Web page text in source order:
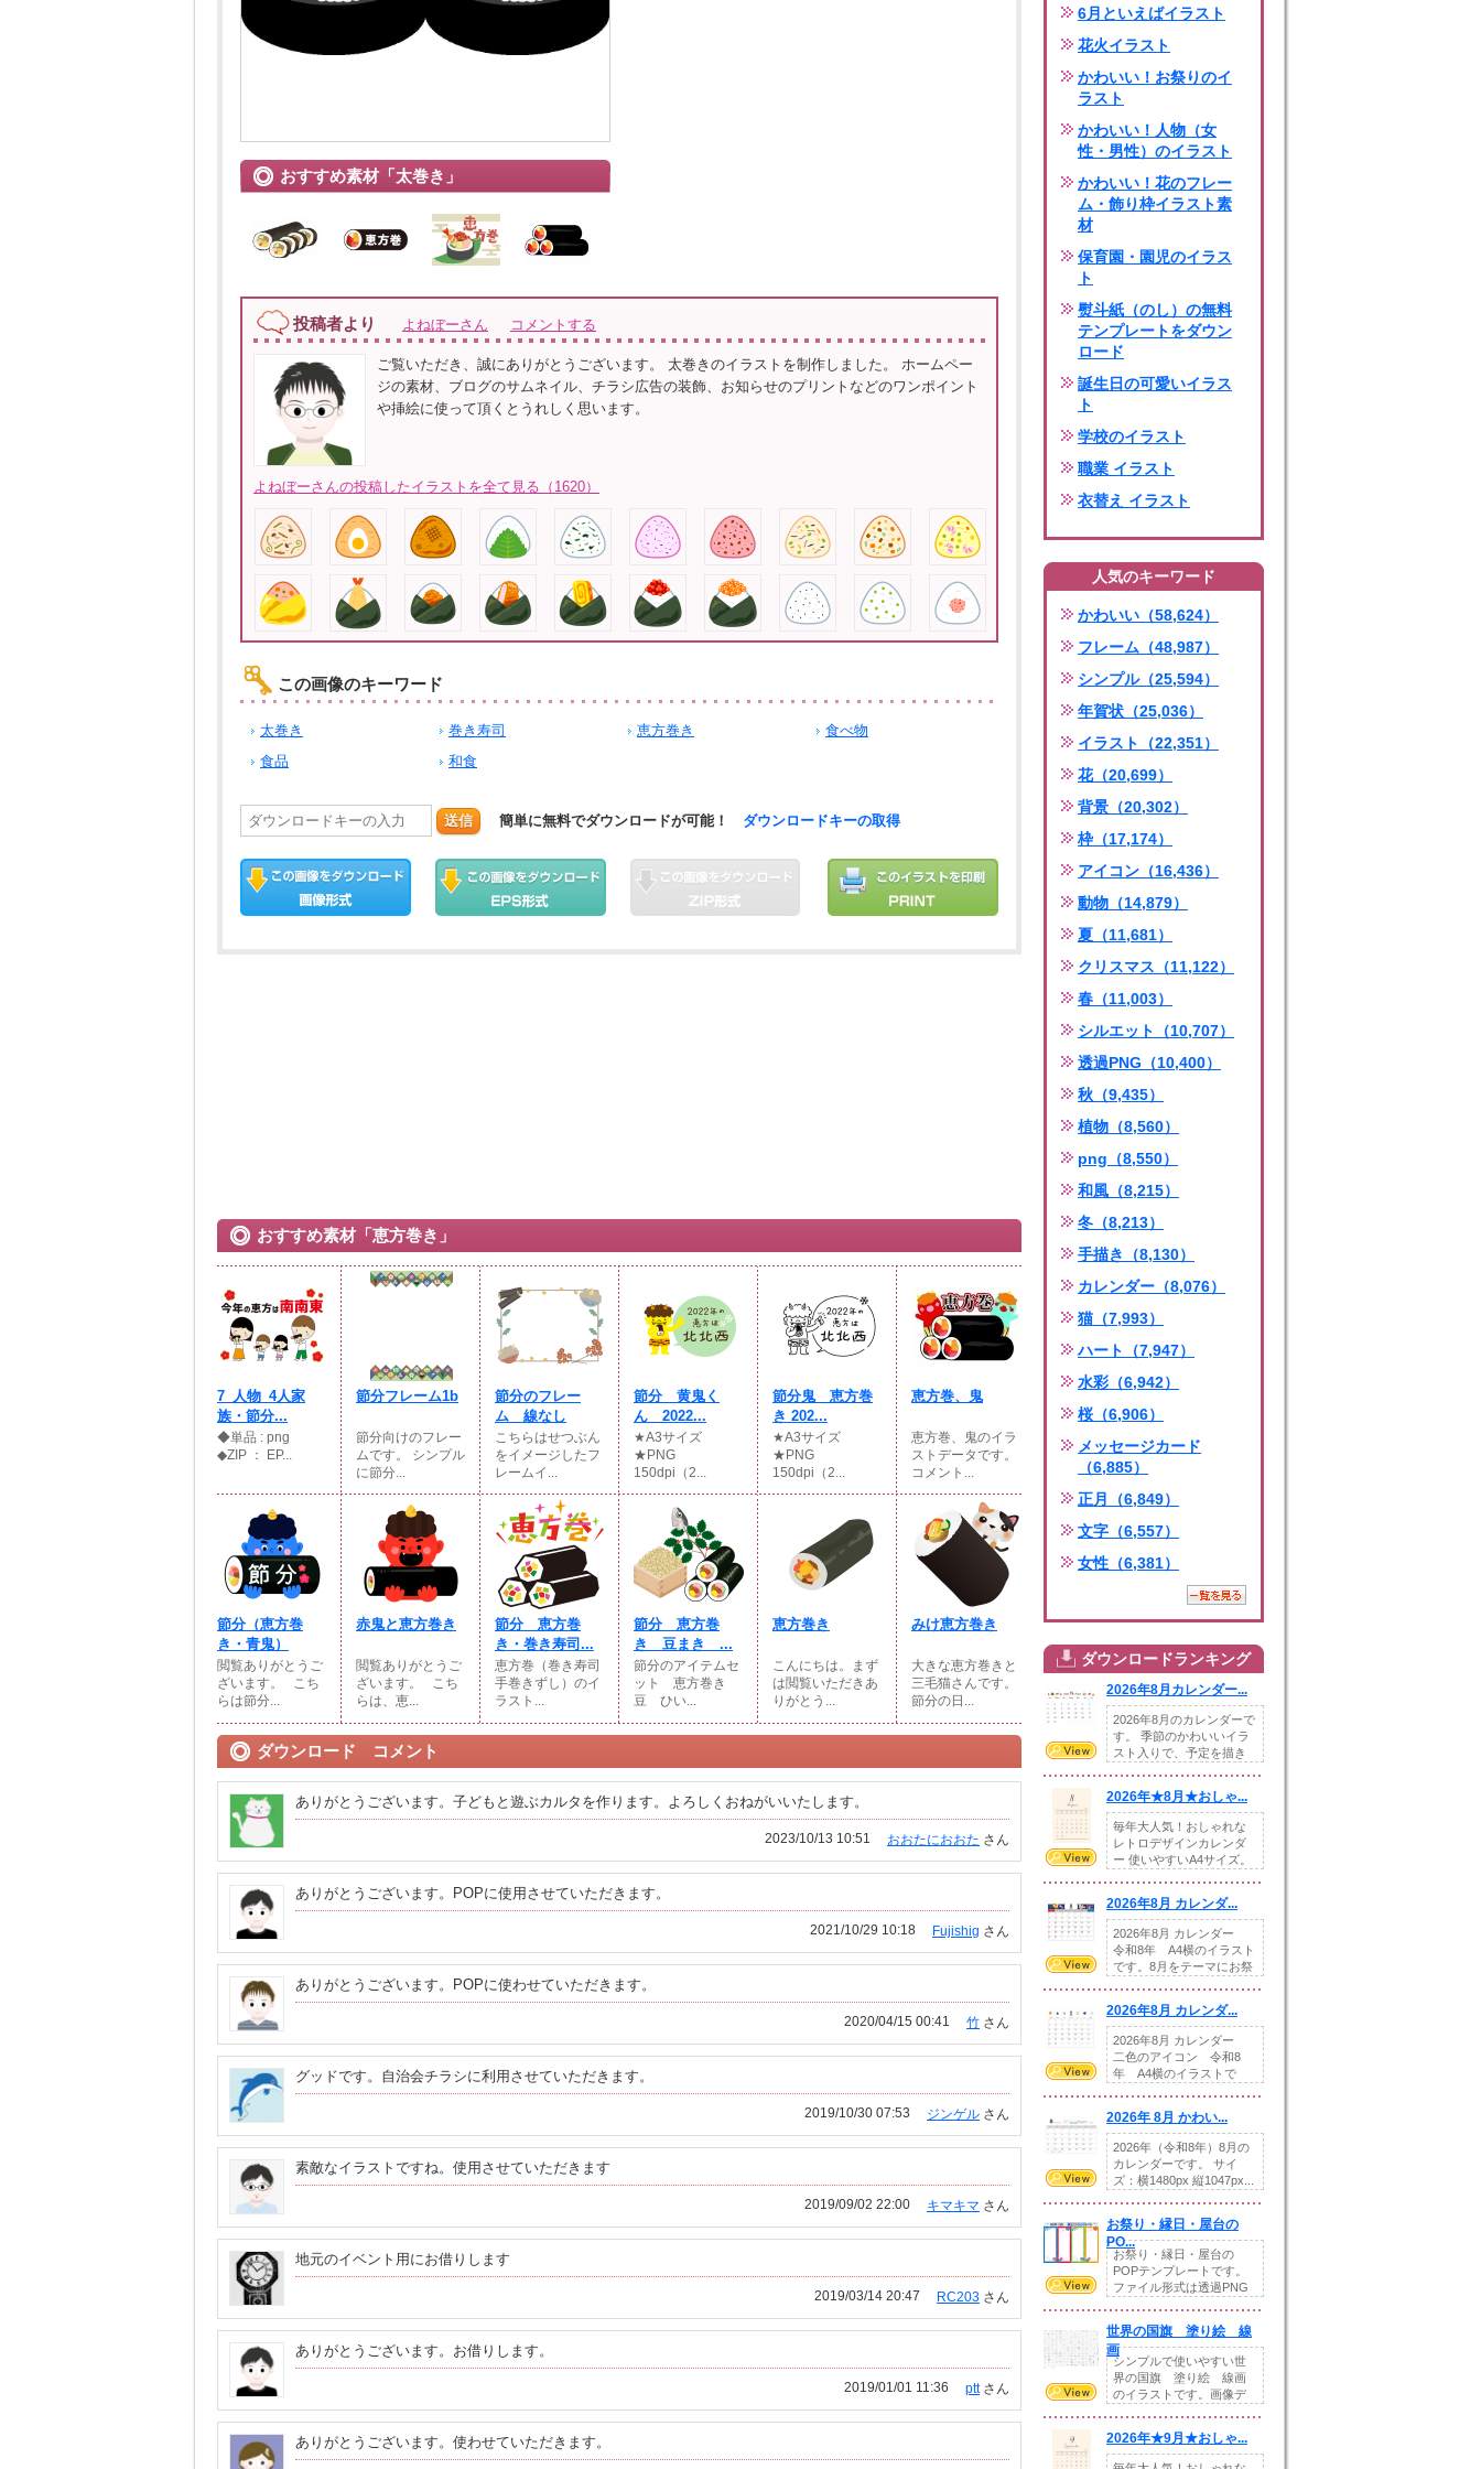
おすすめ素材「太巻き」
投稿者より よねぼーさん コメントする
ご覧いただき、誠にありがとうございます。 太巻きのイラストを制作しました。 ホームペー
ジの素材、ブログのサムネイル、チラシ広告の装飾、お知らせのプリントなどのワンポイント
や挿絵に使って頂くとうれしく思います。
よねぼーさんの投稿したイラストを全て見る（1620）
この画像のキーワード
太巻き 巻き寿司 恵方巻き
食べ物
食品
和食
送信 簡単に無料でダウンロードが可能！ ダウンロードキーの取得
おすすめ素材「恵方巻き」
7_人物_4人家
族・節分...
◆単品 : png
◆ZIP ： EP...
節分フレーム1b
節分向けのフレー
ムです。 シンプル
に節分...
節分のフレー
ム 線なし
こちらはせつぶん
をイメージしたフ
レームイ...
節分 黄鬼く
ん 2022...
★A3サイズ
★PNG
150dpi（2...
節分鬼 恵方巻
き 202...
★A3サイズ
★PNG
150dpi（2...
恵方巻、鬼
恵方巻、鬼のイラ
ストデータです。
コメント...
節分（恵方巻
き・青鬼）
閲覧ありがとうご
ざいます。⠀こち
らは節分...
赤鬼と恵方巻き
閲覧ありがとうご
ざいます。⠀こち
らは、恵...
節分 恵方巻
き・巻き寿司...
恵方巻（巻き寿司
手巻きずし）のイ
ラスト...
節分 恵方巻
き 豆まき ...
節分のアイテムセ
ット 恵方巻き
豆 ひい...
恵方巻き
こんにちは。まず
は閲覧いただきあ
りがとう...
みけ恵方巻き
大きな恵方巻きと
三毛猫さんです。
節分の日...
ダウンロード コメント
ありがとうございます。子どもと遊ぶカルタを作ります。よろしくおねがいいたします。
おおたにおおた さん
2023/10/13 10:51
ありがとうございます。POPに使用させていただきます。
Fujishig さん
2021/10/29 10:18
ありがとうございます。POPに使わせていただきます。
竹 さん
2020/04/15 00:41
グッドです。自治会チラシに利用させていただきます。
ジンゲル さん
2019/10/30 07:53
素敵なイラストですね。使用させていただきます
キマキマ さん
2019/09/02 22:00
地元のイベント用にお借りします
RC203 さん
2019/03/14 20:47
ありがとうございます。お借りします。
pttさん
2019/01/01 11:36
ありがとうございます。使わせていただきます。
6月といえばイラスト
花火イラスト
かわいい！お祭りのイ
ラスト
かわいい！人物（女
性・男性）のイラスト
かわいい！花のフレー
ム・飾り枠イラスト素
材
保育園・園児のイラス
ト
熨斗紙（のし）の無料
テンプレートをダウン
ロード
誕生日の可愛いイラス
ト
学校のイラスト
職業 イラスト
衣替え イラスト
人気のキーワード
かわいい（58,624）
フレーム（48,987）
シンプル（25,594）
年賀状（25,036）
イラスト（22,351）
花（20,699）
背景（20,302）
枠（17,174）
アイコン（16,436）
動物（14,879）
夏（11,681）
クリスマス（11,122）
春（11,003）
シルエット（10,707）
透過PNG（10,400）
秋（9,435）
植物（8,560）
png（8,550）
和風（8,215）
冬（8,213）
手描き（8,130）
カレンダー（8,076）
猫（7,993）
ハート（7,947）
水彩（6,942）
桜（6,906）
メッセージカード
（6,885）
正月（6,849）
文字（6,557）
女性（6,381）
ダウンロードランキング
2026年8月カレンダー...
2026年8月のカレンダーで
す。 季節のかわいいイラ
スト入りで、予定を描き
2026年★8月★おしゃ...
毎年大人気！おしゃれな
レトロデザインカレンダ
ー 使いやすいA4サイズ。
2026年8月 カレンダ...
2026年8月 カレンダー
令和8年 A4横のイラスト
です。8月をテーマにお祭
2026年8月 カレンダ...
2026年8月 カレンダー
二色のアイコン 令和8
年 A4横のイラストで
2026年 8月 かわい...
2026年（令和8年）8月の
カレンダーです。 サイ
ズ：横1480px 縦1047px...
お祭り・縁日・屋台の
PO...
お祭り・縁日・屋台の
POPテンプレートです。
ファイル形式は透過PNG
世界の国旗 塗り絵 線
画
シンプルで使いやすい世
界の国旗 塗り絵 線画
のイラストです。画像デ
2026年★9月★おしゃ...